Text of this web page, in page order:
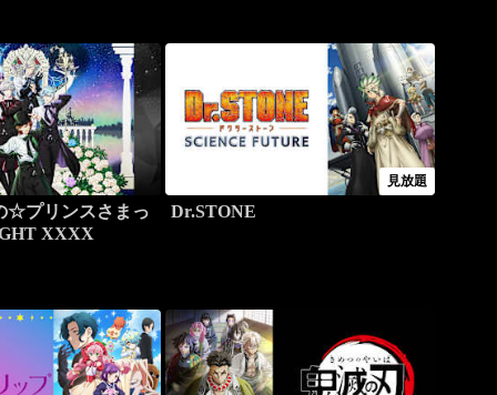
☆プリンスさまっ
XXXX
見放題
Dr.STONE